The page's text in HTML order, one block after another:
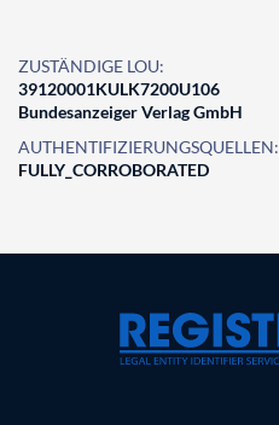
ZUSTÄNDIGE LOU:
39120001KULK7200U106
Bundesanzeiger Verlag GmbH
AUTHENTIFIZIERUNGSQUELLEN:
FULLY_CORROBORATED